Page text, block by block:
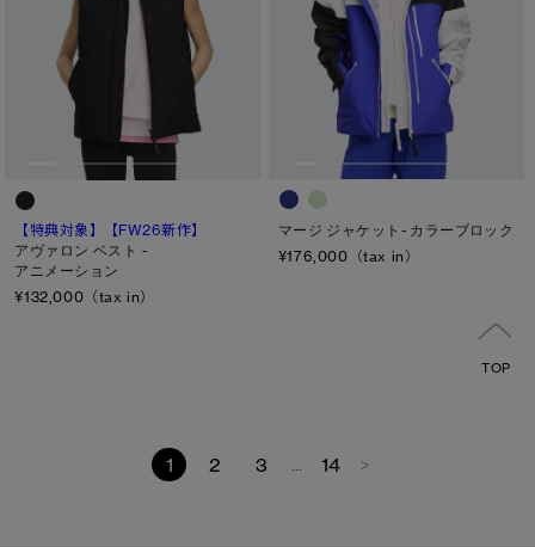
【特典対象】
【FW26新作】
アヴァロン ベスト -
アニメーション
¥132,000（tax in）
マージ ジャケット- カラーブロック
¥176,000（tax in）
TOP
1 2 3 14 >